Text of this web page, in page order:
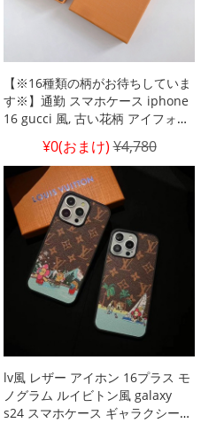
【※16種類の柄がお待ちしていま
す※】通勤 スマホケース iphone
16 gucci 風, 古い花柄 アイフォン
ハイブランド 耐衝撃 アイホン 15
カバー バーバリー グッチ iphone
15 plus ケース ハンドメイドチェ
ック柄 ルイ ヴィトン galaxyブラ
ンド 携帯 ケース
¥0(おまけ)¥4,780
lv風 レザー アイホン 16プラス モ
ノグラム ルイビトン風 galaxy
s24 スマホケース ギャラクシー